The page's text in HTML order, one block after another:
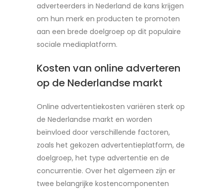
adverteerders in Nederland de kans krijgen
om hun merk en producten te promoten
aan een brede doelgroep op dit populaire
sociale mediaplatform.
Kosten van online adverteren
op de Nederlandse markt
Online advertentiekosten variëren sterk op
de Nederlandse markt en worden
beïnvloed door verschillende factoren,
zoals het gekozen advertentieplatform, de
doelgroep, het type advertentie en de
concurrentie. Over het algemeen zijn er
twee belangrijke kostencomponenten